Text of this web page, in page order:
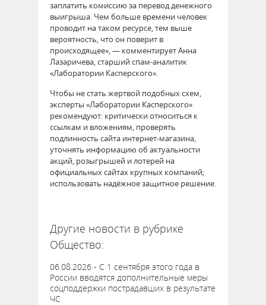
заплатить комиссию за перевод денежного
выигрыша. Чем больше времени человек
проводит на таком ресурсе, тем выше
вероятность, что он поверит в
происходящее», — комментирует Анна
Лазаричева, старший спам-аналитик
«Лаборатории Касперского».
Чтобы не стать жертвой подобных схем,
эксперты «Лаборатории Касперского»
рекомендуют: критически относиться к
ссылкам и вложениям, проверять
подлинность сайта интернет-магазина,
уточнять информацию об актуальности
акций, розыгрышей и лотерей на
официальных сайтах крупных компаний;
использовать надёжное защитное решение.
Другие новости в рубрике
Общество:
06.08.2026 - С 1 сентября этого года в
России вводятся дополнительные меры
соцподдержки пострадавших в результате
ЧС